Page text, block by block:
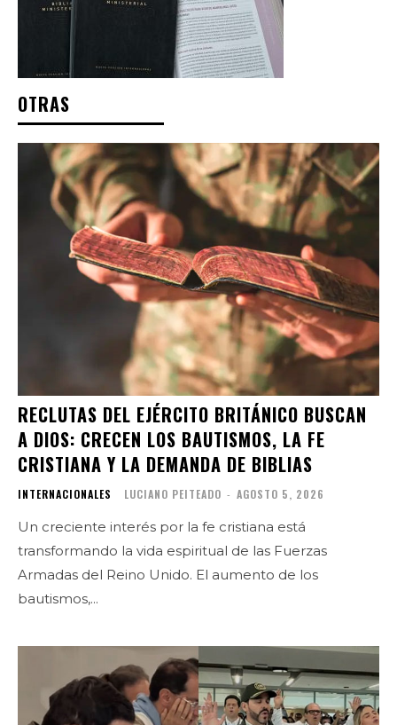
OTRAS
RECLUTAS DEL EJÉRCITO BRITÁNICO BUSCAN
A DIOS: CRECEN LOS BAUTISMOS, LA FE
CRISTIANA Y LA DEMANDA DE BIBLIAS
INTERNACIONALES LUCIANO PEITEADO - AGOSTO 5, 2026
Un creciente interés por la fe cristiana está
transformando la vida espiritual de las Fuerzas
Armadas del Reino Unido. El aumento de los
bautismos,...